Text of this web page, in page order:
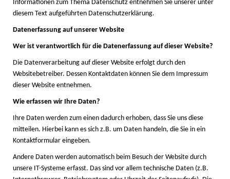
Informationen zum Thema Datenschutz entnehmen Sie unserer unter
diesem Text aufgeführten Datenschutzerklärung.
Datenerfassung auf unserer Website
Wer ist verantwortlich für die Datenerfassung auf dieser Website?
Die Datenverarbeitung auf dieser Website erfolgt durch den
Websitebetreiber. Dessen Kontaktdaten können Sie dem Impressum
dieser Website entnehmen.
Wie erfassen wir Ihre Daten?
Ihre Daten werden zum einen dadurch erhoben, dass Sie uns diese
mitteilen. Hierbei kann es sich z.B. um Daten handeln, die Sie in ein
Kontaktformular eingeben.
Andere Daten werden automatisch beim Besuch der Website durch
unsere IT-Systeme erfasst. Das sind vor allem technische Daten (z.B.